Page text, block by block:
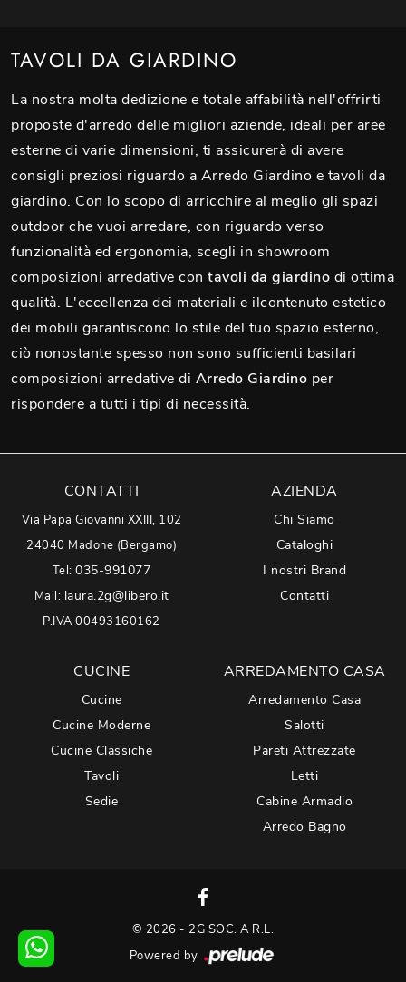
TAVOLI DA GIARDINO
La nostra molta dedizione e totale affabilità nell'offrirti
proposte d'arredo delle migliori aziende, ideali per aree
esterne di varie dimensioni, ti assicurerà di avere
consigli preziosi riguardo a Arredo Giardino e tavoli da
giardino. Con lo scopo di arricchire al meglio gli spazi
outdoor che vuoi arredare, con riguardo verso
funzionalità ed ergonomia, scegli in showroom
composizioni arredative con tavoli da giardino di ottima
qualità. L'eccellenza dei materiali e ilcontenuto estetico
dei mobili garantiscono lo stile del tuo spazio esterno,
ciò nonostante spesso non sono sufficienti basilari
composizioni arredative di Arredo Giardino per
rispondere a tutti i tipi di necessità.
CONTATTI
Via Papa Giovanni XXIII, 102
24040 Madone (Bergamo)
Tel:035-991077
Mail: laura.2g@libero.it
P.IVA 00493160162
AZIENDA
Chi Siamo
Cataloghi
I nostri Brand
Contatti
CUCINE
Cucine
Cucine Moderne
Cucine Classiche
Tavoli
Sedie
ARREDAMENTO CASA
Arredamento Casa
Salotti
Pareti Attrezzate
Letti
Cabine Armadio
Arredo Bagno
© 2026 - 2G SOC. A R.L.
Powered by